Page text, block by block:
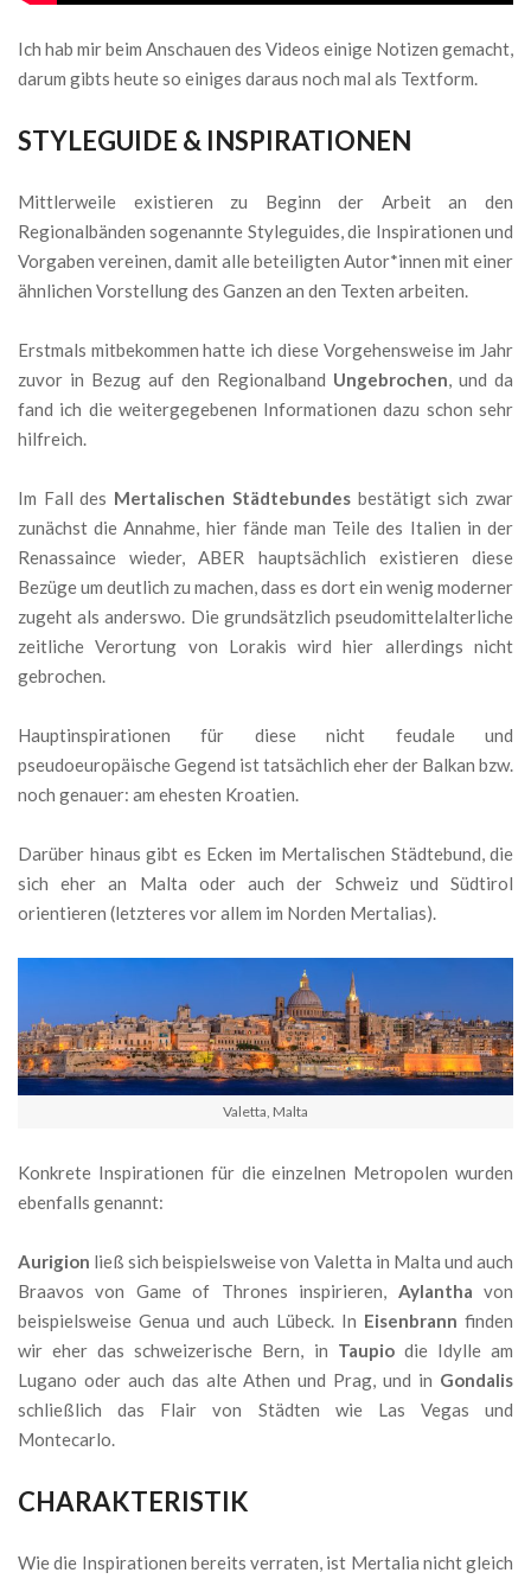
Ich hab mir beim Anschauen des Videos einige Notizen gemacht,
darum gibts heute so einiges daraus noch mal als Textform.
STYLEGUIDE & INSPIRATIONEN
Mittlerweile existieren zu Beginn der Arbeit an den
Regionalbänden sogenannte Styleguides, die Inspirationen und
Vorgaben vereinen, damit alle beteiligten Autor*innen mit einer
ähnlichen Vorstellung des Ganzen an den Texten arbeiten.
Erstmals mitbekommen hatte ich diese Vorgehensweise im Jahr
zuvor in Bezug auf den Regionalband Ungebrochen, und da
fand ich die weitergegebenen Informationen dazu schon sehr
hilfreich.
Im Fall des Mertalischen Städtebundesbestätigt sich zwar
zunächst die Annahme, hier fände man Teile des Italien in der
Renassaince wieder, ABER hauptsächlich existieren diese
Bezüge um deutlich zu machen, dass es dort ein wenig moderner
zugeht als anderswo. Die grundsätzlich pseudomittelalterliche
zeitliche Verortung von Lorakis wird hier allerdings nicht
gebrochen.
Hauptinspirationen für diese nicht feudale und
pseudoeuropäische Gegend ist tatsächlich eher der Balkan bzw.
noch genauer: am ehesten Kroatien.
Darüber hinaus gibt es Ecken im Mertalischen Städtebund, die
sich eher an Malta oder auch der Schweiz und Südtirol
orientieren (letzteres vor allem im Norden Mertalias).
Valetta, Malta
Konkrete Inspirationen für die einzelnen Metropolen wurden
ebenfalls genannt:
Aurigion ließ sich beispielsweise von Valetta in Malta und auch
Braavos von Game of Thrones inspirieren, Aylantha von
beispielsweise Genua und auch Lübeck. In Eisenbrann finden
wir eher das schweizerische Bern, in Taupiodie Idylle am
Lugano oder auch das alte Athen und Prag, und in Gondalis
schließlich das Flair von Städten wie Las Vegas und
Montecarlo.
CHARAKTERISTIK
Wie die Inspirationen bereits verraten, ist Mertalia nicht gleich